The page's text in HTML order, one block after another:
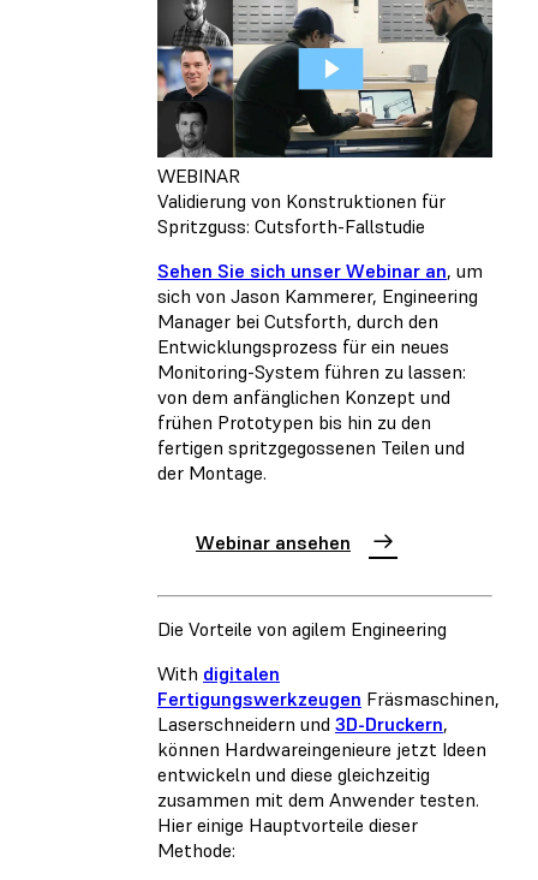
WEBINAR
Validierung von Konstruktionen für
Spritzguss: Cutsforth-Fallstudie
Sehen Sie sich unser Webinar an, um
sich von Jason Kammerer, Engineering
Manager bei Cutsforth, durch den
Entwicklungsprozess für ein neues
Monitoring-System führen zu lassen:
von dem anfänglichen Konzept und
frühen Prototypen bis hin zu den
fertigen spritzgegossenen Teilen und
der Montage.
Webinar ansehen
Die Vorteile von agilem Engineering
With digitalen
Fertigungswerkzeugen Fräsmaschinen,
Laserschneidern und 3D-Druckern,
können Hardwareingenieure jetzt Ideen
entwickeln und diese gleichzeitig
zusammen mit dem Anwender testen.
Hier einige Hauptvorteile dieser
Methode: